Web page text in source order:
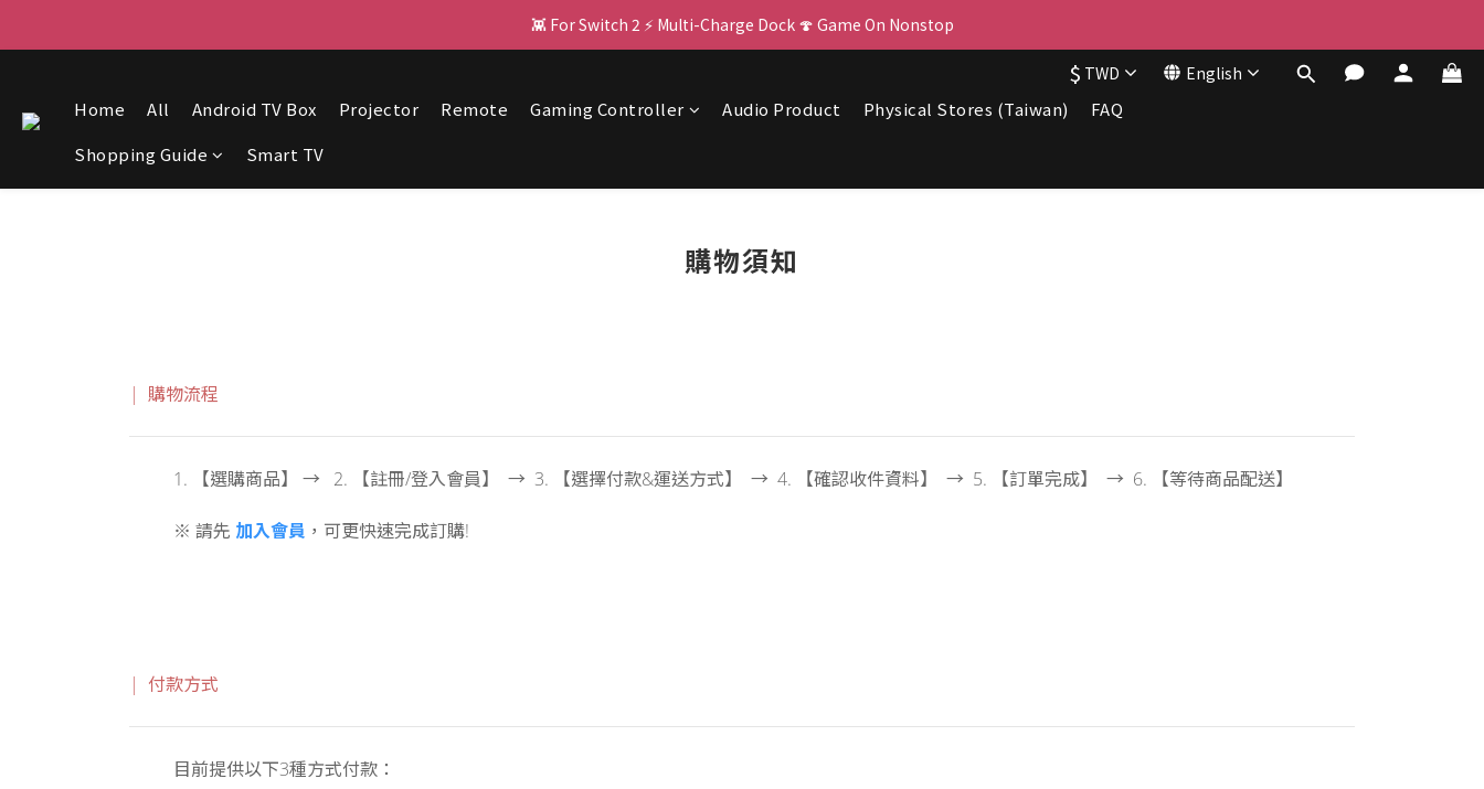
🌌 PJ400: Your Big Screen Upgrade! 🏃
👾 For Switch 2 ⚡ Multi-Charge Dock 🍄 Game On Nonstop
$ TWD English
Home All Android TV Box Projector Remote Gaming Controller Audio Product Physical Stores (Taiwan)
FAQ
Shopping Guide
Smart TV
購物須知
| 購物流程
1. 【選購商品】 → 2. 【註冊/登入會員】 → 3. 【選擇付款&運送方式】 → 4. 【確認收件資料】 → 5. 【訂單完成】 → 6. 【等待商品配送】
※ 請先 加入會員 ，可更快速完成訂購!
| 付款方式
目前提供以下3種方式付款：